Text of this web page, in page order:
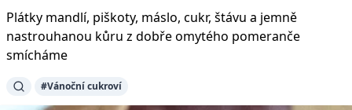
Plátky mandlí, piškoty, máslo, cukr, štávu a jemně
nastrouhanou kůru z dobře omytého pomeranče
smícháme
#Vánoční cukroví